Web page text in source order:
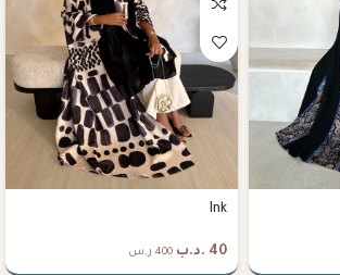
Ink
40 .د.ب 400 ر.س